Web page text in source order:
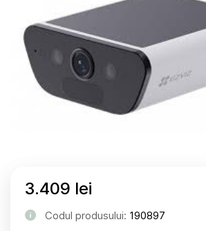
3.409 lei
Codul produsului: 190897